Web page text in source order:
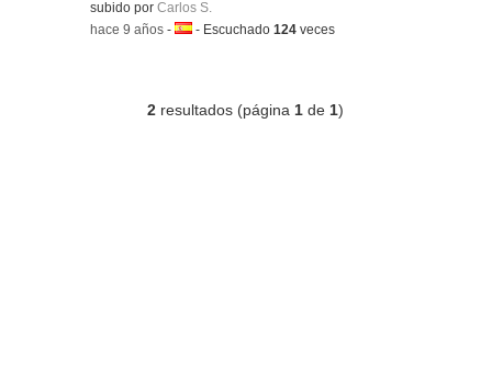
Contenido educativo.
subido porCarlos S.
-hace 9 años -Idioma:
- Escuchado124 veces
2 resultados (página 1 de 1)